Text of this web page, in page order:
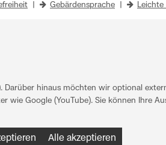
Gebärdensprache Leichte
hinaus möchten wir optional
wie Google (YouTube). Sie können Ihre
Alle akzeptieren